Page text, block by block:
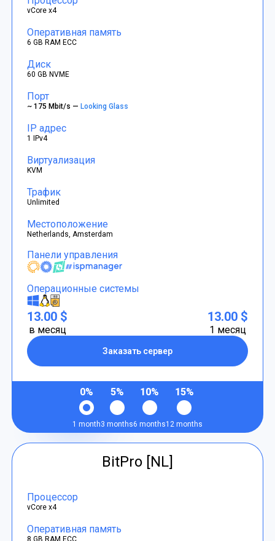
vCore x4
Оперативная память
6 GB RAM ECC
Диск
60 GB NVME
Порт
~ 175 Mbit/s —Looking Glass
IP адрес
1 IPv4
Виртуализация
KVM
Трафик
Unlimited
Местоположение
Netherlands, Amsterdam
Панели управления
Операционные системы
13.00 $
в месяц
Заказать сервер
13.00 $
1 месяц
0%
1 month
5%
3 months
10%
6 months
15%
12 months
BitPro [NL]
Процессор
vCore x4
Оперативная память
8 GB RAM ECC